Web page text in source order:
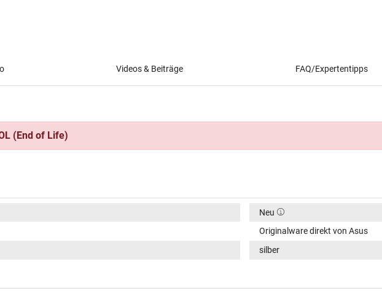
Videos & Beiträge FAQ/Expertentipps
(End of Life)
Neu
Originalware direkt von Asus
silber